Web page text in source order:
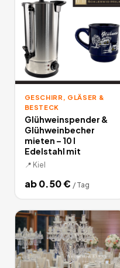
GESCHIRR, GLÄSER &
BESTECK
Glühweinspender &
Glühweinbecher
mieten – 10 l
Edelstahl mit
📍 Kiel
ab0.50€ / Tag